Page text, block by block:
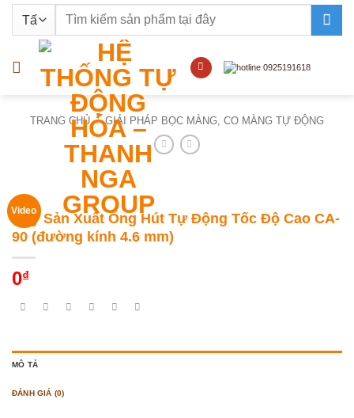
nội
Tìm
TRANG CHỦ / GIẢI PHÁP BỌC MÀNG, CO MÀNG TỰ ĐỘNG
Video
Máy Sản Xuất Ống Hút Tự Động Tốc Độ Cao CA-
90 (đường kính 4.6 mm)
0₫
MÔ TẢ
ĐÁNH GIÁ (0)